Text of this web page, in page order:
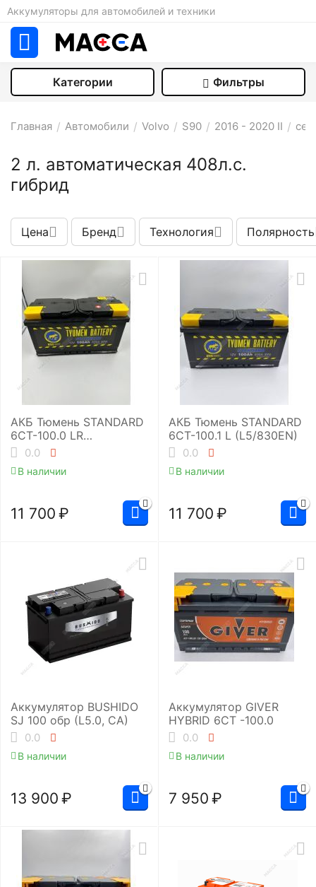
Аккумуляторы для автомобилей и техники
Категории Фильтры
2 л. автоматическая 408л.с.
гибрид
Главная / Автомобили / Volvo / S90 / 2016 - 2020 II /
Цена Бренд Технология Полярность
АКБ Тюмень STANDARD
6СТ-100.0 LR
(L5/830EN)
0.0
В наличии
11 700 ₽
АКБ Тюмень STANDARD
6СТ-100.1 L (L5/830EN)
0.0
В наличии
11 700 ₽
Аккумулятор BUSHIDO
SJ 100 обр (L5.0, CA)
0.0
В наличии
13 900 ₽
Аккумулятор GIVER
HYBRID 6CT -100.0
0.0
В наличии
7 950 ₽